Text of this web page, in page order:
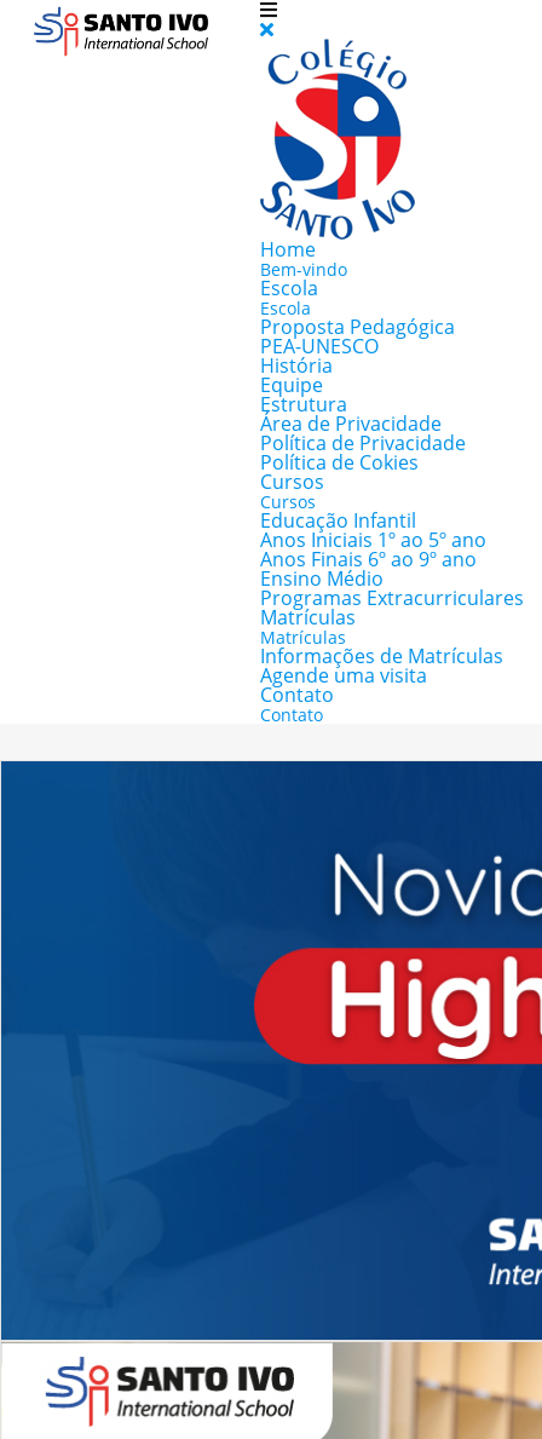
Home
Bem-vindo
Escola
Escola
Proposta Pedagógica
PEA-UNESCO
História
Equipe
Estrutura
Área de Privacidade
Política de Privacidade
Política de Cokies
Cursos
Cursos
Educação Infantil
Anos Iniciais 1º ao 5º ano
Anos Finais 6º ao 9º ano
Ensino Médio
Programas Extracurriculares
Matrículas
Matrículas
Informações de Matrículas
Agende uma visita
Contato
Contato
Novidades 2026 High School